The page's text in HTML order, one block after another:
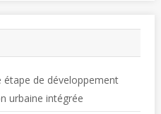
étape de développement
urbaine intégrée